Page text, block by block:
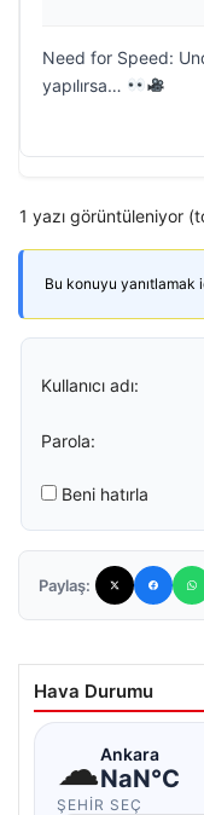
Need for Speed:
yapılırsa…
1 yazı görüntüleniyor
Bu konuyu yanıtlamak
Kullanıcı adı:
Parola:
Beni hatırla
Paylaş:
Hava Durumu
☁Ankara
NaN°C
ŞEHIR SEÇ